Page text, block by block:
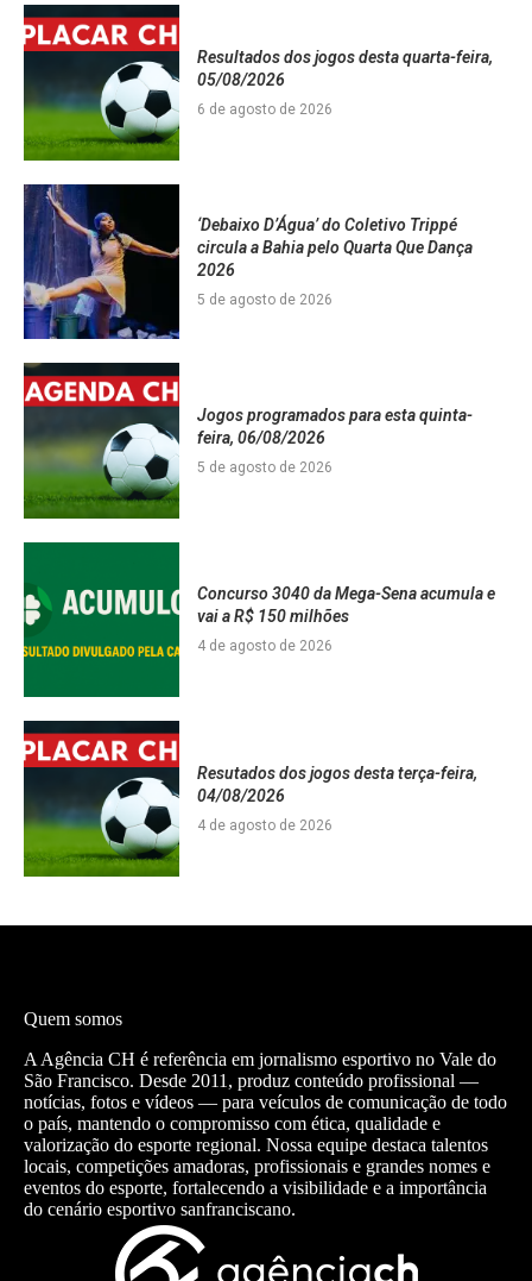
Resultados dos jogos desta quarta-feira,
05/08/2026
6 de agosto de 2026
‘Debaixo D’Água’ do Coletivo Trippé
circula a Bahia pelo Quarta Que Dança
2026
5 de agosto de 2026
Jogos programados para esta quinta-
feira, 06/08/2026
5 de agosto de 2026
Concurso 3040 da Mega-Sena acumula e
vai a R$ 150 milhões
4 de agosto de 2026
Resutados dos jogos desta terça-feira,
04/08/2026
4 de agosto de 2026
Quem somos
A Agência CH é referência em jornalismo esportivo no Vale do
São Francisco. Desde 2011, produz conteúdo profissional —
notícias, fotos e vídeos — para veículos de comunicação de todo
o país, mantendo o compromisso com ética, qualidade e
valorização do esporte regional. Nossa equipe destaca talentos
locais, competições amadoras, profissionais e grandes nomes e
eventos do esporte, fortalecendo a visibilidade e a importância
do cenário esportivo sanfranciscano.